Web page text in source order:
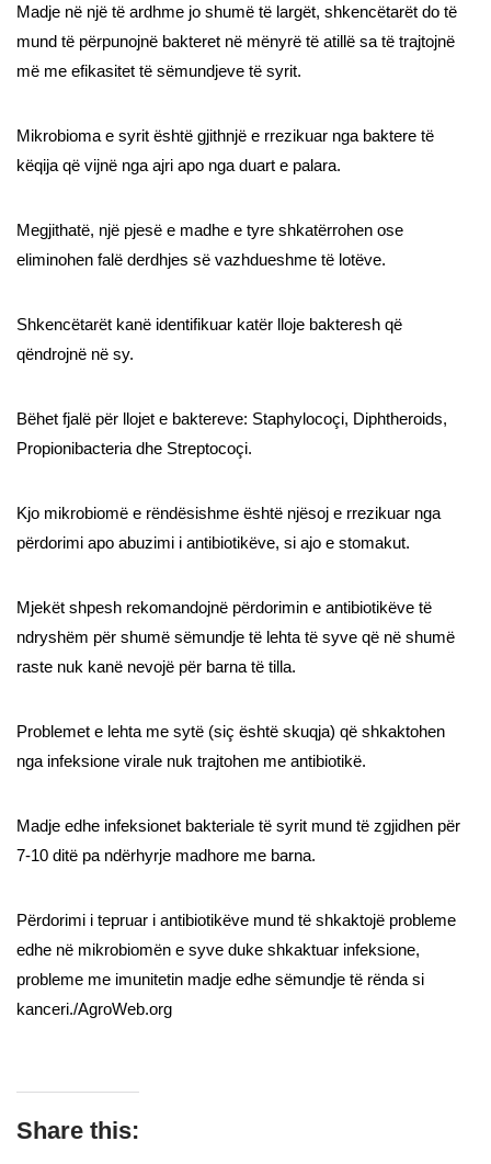
Madje në një të ardhme jo shumë të largët, shkencëtarët do të
mund të përpunojnë bakteret në mënyrë të atillë sa të trajtojnë
më me efikasitet të sëmundjeve të syrit.
Mikrobioma e syrit është gjithnjë e rrezikuar nga baktere të
këqija që vijnë nga ajri apo nga duart e palara.
Megjithatë, një pjesë e madhe e tyre shkatërrohen ose
eliminohen falë derdhjes së vazhdueshme të lotëve.
Shkencëtarët kanë identifikuar katër lloje bakteresh që
qëndrojnë në sy.
Bëhet fjalë për llojet e baktereve: Staphylocoçi, Diphtheroids,
Propionibacteria dhe Streptocoçi.
Kjo mikrobiomë e rëndësishme është njësoj e rrezikuar nga
përdorimi apo abuzimi i antibiotikëve, si ajo e stomakut.
Mjekët shpesh rekomandojnë përdorimin e antibiotikëve të
ndryshëm për shumë sëmundje të lehta të syve që në shumë
raste nuk kanë nevojë për barna të tilla.
Problemet e lehta me sytë (siç është skuqja) që shkaktohen
nga infeksione virale nuk trajtohen me antibiotikë.
Madje edhe infeksionet bakteriale të syrit mund të zgjidhen për
7-10 ditë pa ndërhyrje madhore me barna.
Përdorimi i tepruar i antibiotikëve mund të shkaktojë probleme
edhe në mikrobiomën e syve duke shkaktuar infeksione,
probleme me imunitetin madje edhe sëmundje të rënda si
kanceri./AgroWeb.org
Share this: